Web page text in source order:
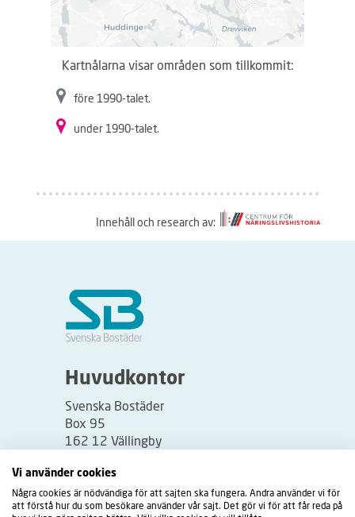
Kartnålarna visar områden som tillkommit:
före 1990-talet.
under 1990-talet.
Innehåll och research av:
a
r
Huvudkontor
Svenska Bostäder
Box 95
162 12 Vällingby
Besöksadress:
Vällingbyplan 2
Vi använder cookies
Några cookies är nödvändiga för att sajten ska fungera. Andra använder vi för
att förstå hur du som besökare använder vår sajt. Det gör vi för att får reda på